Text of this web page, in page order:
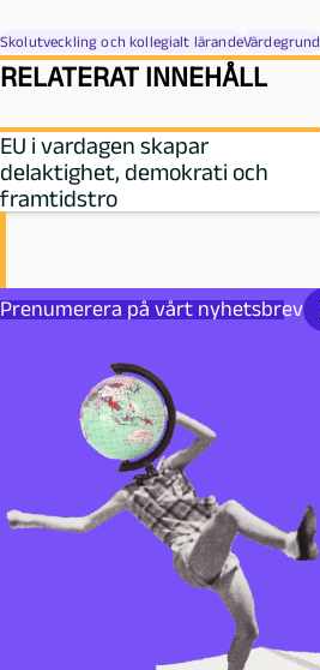
Skolutveckling och kollegialt lärandeVärdegrund
RELATERAT INNEHÅLL
EU i vardagen skapar
delaktighet, demokrati och
framtidstro
Prenumerera på vårt nyhetsbrev